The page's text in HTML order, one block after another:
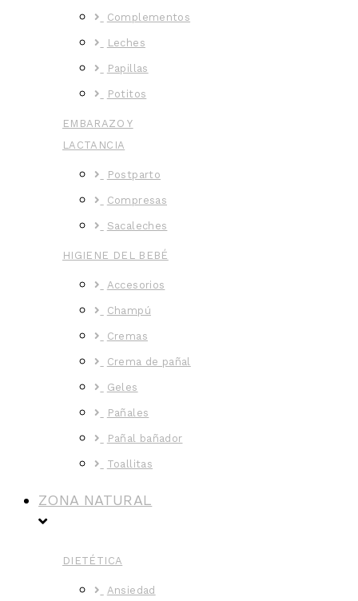
Complementos
Leches
Papillas
Potitos
EMBARAZO Y
LACTANCIA
Postparto
Compresas
Sacaleches
HIGIENE DEL BEBÉ
Accesorios
Champú
Cremas
Crema de pañal
Geles
Pañales
Pañal bañador
Toallitas
ZONA NATURAL
DIETÉTICA
Ansiedad